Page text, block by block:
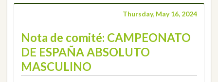
Thursday, May 16, 2024
Nota de comité: CAMPEONATO
DE ESPAÑA ABSOLUTO
MASCULINO